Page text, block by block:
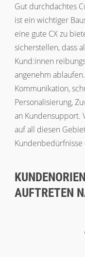
Gut durchdachtes
ist ein wichtiger
eine gute CX zu
sicherstellen, dass
Kund:innen
angenehm
Kommunikation,
Personalisierung,
an Kundensupport.
auf all diesen
AUFTRETEN